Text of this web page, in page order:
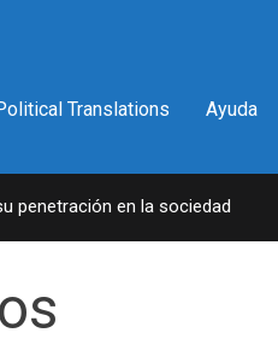
Translations Ayuda
en la sociedad